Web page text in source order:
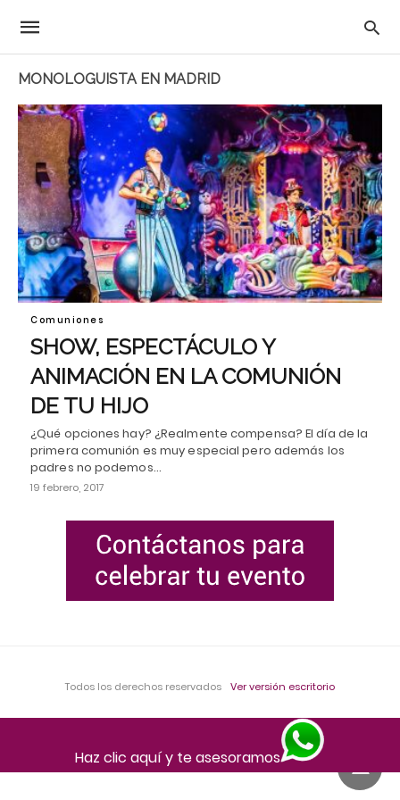
MONOLOGUISTA EN MADRID
Comuniones
SHOW, ESPECTÁCULO Y
ANIMACIÓN EN LA COMUNIÓN
DE TU HIJO
¿Qué opciones hay? ¿Realmente compensa? El día de la
primera comunión es muy especial pero además los
padres no podemos…
19 febrero, 2017
Todos los derechos reservados Ver versión escritorio
Haz clic aquí y te asesoramos